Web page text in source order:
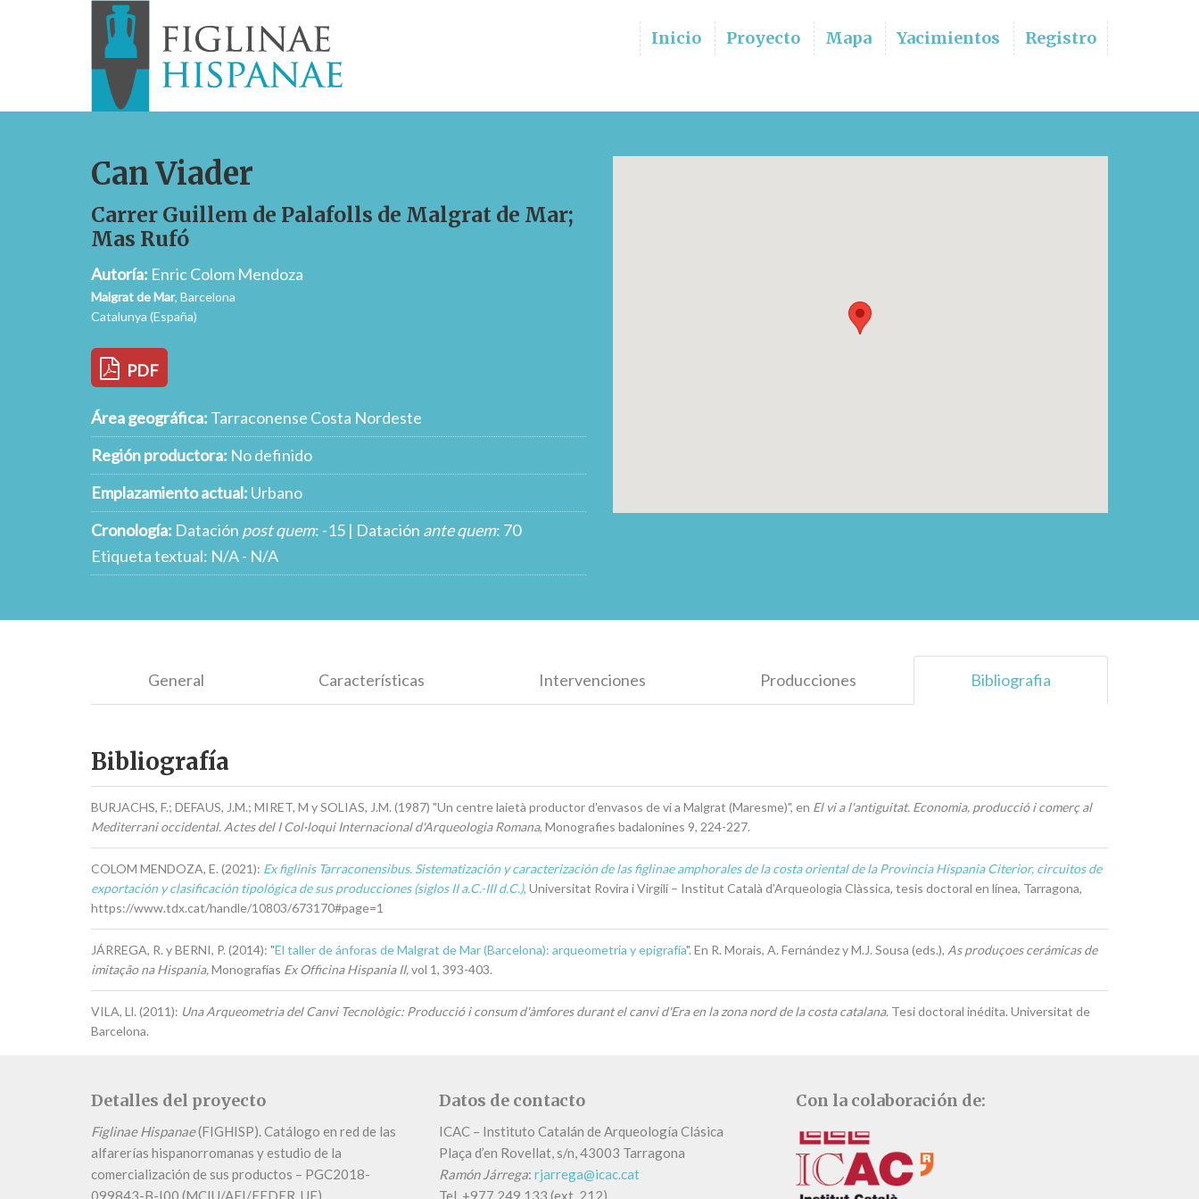
Inicio Proyecto Mapa Yacimientos Registro
Can Viader
Carrer Guillem de Palafolls de Malgrat de Mar;
Mas Rufó
Autoría: Enric Colom Mendoza
Malgrat de Mar, Barcelona
Catalunya (España)
PDF
Área geográfica: Tarraconense Costa Nordeste
Región productora: No definido
Emplazamiento actual: Urbano
Cronología: Datación post quem: -15 | Datación ante quem: 70
Etiqueta textual: N/A - N/A
General Características Intervenciones Producciones Bibliografia
Bibliografía
BURJACHS, F.; DEFAUS, J.M.; MIRET, M y SOLIAS, J.M. (1987) "Un centre laietà productor d'envasos de vi a Malgrat (Maresme)", en El vi a l'antiguitat. Economia, producció i comerç al
Mediterrani occidental. Actes del I Col·loqui Internacional d'Arqueologia Romana, Monografies badalonines 9, 224-227.
COLOM MENDOZA, E. (2021): Ex figlinis Tarraconensibus. Sistematización y caracterización de las figlinae amphorales de la costa oriental de la Provincia Hispania Citerior, circuitos de
exportación y clasificación tipológica de sus producciones (siglos II a.C.-III d.C.), Universitat Rovira i Virgili – Institut Català d’Arqueologia Clàssica, tesis doctoral en línea, Tarragona,
https://www.tdx.cat/handle/10803/673170#page=1
JÁRREGA, R. y BERNI, P. (2014): "El taller de ánforas de Malgrat de Mar (Barcelona): arqueometría y epigrafía". En R. Morais, A. Fernández y M.J. Sousa (eds.), As produçoes cerámicas de
imitação na Hispania,Monografías Ex Officina Hispania II,vol 1, 393-403.
VILA, Ll. (2011): Una Arqueometria del Canvi Tecnològic: Producció i consum d'àmfores durant el canvi d'Era en la zona nord de la costa catalana. Tesi doctoral inédita. Universitat de
Barcelona.
Detalles del proyecto
Figlinae Hispanae(FIGHISP). Catálogo en red de las
alfarerías hispanorromanas y estudio de la
comercialización de sus productos – PGC2018-
099843-B-I00 (MCIU/AEI/FEDER, UE).
Datos de contacto
ICAC – Instituto Catalán de Arqueología Clásica
Plaça d’en Rovellat, s/n, 43003 Tarragona
Ramón Járrega: rjarrega@icac.cat
Tel. +977 249 133 (ext. 212)
Con la colaboración de: